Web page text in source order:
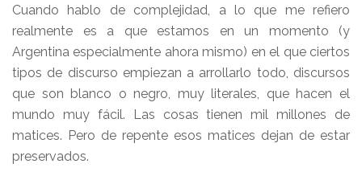
Cuando hablo de complejidad, a lo que me refiero
realmente es a que estamos en un momento (y
Argentina especialmente ahora mismo) en el que ciertos
tipos de discurso empiezan a arrollarlo todo, discursos
que son blanco o negro, muy literales, que hacen el
mundo muy fácil. Las cosas tienen mil millones de
matices. Pero de repente esos matices dejan de estar
preservados.